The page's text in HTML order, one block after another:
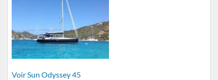
Voir Sun Odyssey 45